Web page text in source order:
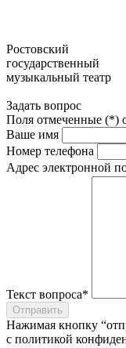
Ростовский
государственный
музыкальный театр
Задать вопрос
Поля отмеченные (*)
Ваше имя
Номер телефона
Адрес электронной
Текст вопроса*
Отправить
Нажимая кнопку
с политикой